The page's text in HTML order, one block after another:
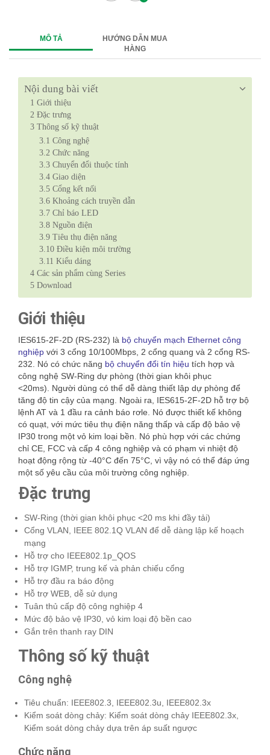
MÔ TẢ
HƯỚNG DẪN MUA
HÀNG
Nội dung bài viết
1 Giới thiệu
2 Đặc trưng
3 Thông số kỹ thuật
3.1 Công nghệ
3.2 Chức năng
3.3 Chuyển đổi thuộc tính
3.4 Giao diện
3.5 Cổng kết nối
3.6 Khoảng cách truyền dẫn
3.7 Chỉ báo LED
3.8 Nguồn điện
3.9 Tiêu thụ điện năng
3.10 Điều kiện môi trường
3.11 Kiểu dáng
4 Các sản phẩm cùng Series
5 Download
Giới thiệu
IES615-2F-2D (RS-232) là bộ chuyển mạch Ethernet công
nghiệp với 3 cổng 10/100Mbps, 2 cổng quang và 2 cổng RS-
232. Nó có chức năng bộ chuyển đổi tín hiệu tích hợp và
công nghệ SW-Ring dự phòng (thời gian khôi phục
<20ms). Người dùng có thể dễ dàng thiết lập dự phòng để
tăng độ tin cậy của mạng. Ngoài ra, IES615-2F-2D hỗ trợ bộ
lệnh AT và 1 đầu ra cảnh báo rơle. Nó được thiết kế không
có quạt, với mức tiêu thụ điện năng thấp và cấp độ bảo vệ
IP30 trong một vỏ kim loại bền. Nó phù hợp với các chứng
chỉ CE, FCC và cấp 4 công nghiệp và có phạm vi nhiệt độ
hoạt động rộng từ -40°C đến 75°C, vì vậy nó có thể đáp ứng
một số yêu cầu của môi trường công nghiệp.
Đặc trưng
SW-Ring (thời gian khôi phục <20 ms khi đầy tải)
Cổng VLAN, IEEE 802.1Q VLAN để dễ dàng lập kế hoạch
mạng
Hỗ trợ cho IEEE802.1p_QOS
Hỗ trợ IGMP, trung kế và phản chiếu cổng
Hỗ trợ đầu ra báo động
Hỗ trợ WEB, dễ sử dụng
Tuân thủ cấp độ công nghiệp 4
Mức độ bảo vệ IP30, vỏ kim loại độ bền cao
Gắn trên thanh ray DIN
Thông số kỹ thuật
Công nghệ
Tiêu chuẩn: IEEE802.3, IEEE802.3u, IEEE802.3x
Kiểm soát dòng chảy: Kiểm soát dòng chảy IEEE802.3x,
Kiểm soát dòng chảy dựa trên áp suất ngược
Chức năng